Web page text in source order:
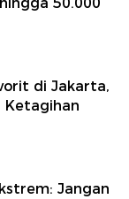
50.000
di Jakarta,
Ketagihan
Jangan